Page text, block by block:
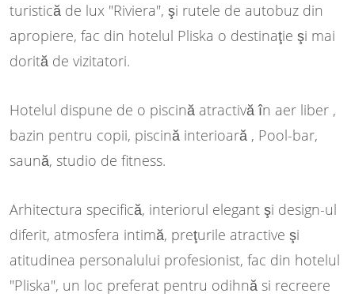
turistică de lux "Riviera", şi rutele de autobuz din
apropiere, fac din hotelul Pliska o destinaţie şi mai
dorită de vizitatori.
Hotelul dispune de o piscină atractivă în aer liber ,
bazin pentru copii, piscină interioară , Pool-bar,
saună, studio de fitness.
Arhitectura specifică, interiorul elegant şi design-ul
diferit, atmosfera intimă, preţurile atractive şi
atitudinea personalului profesionist, fac din hotelul
"Pliska", un loc preferat pentru odihnă si recreere